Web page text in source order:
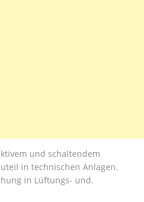
und schaltendem
in technischen Anlagen.
in Lüftungs- und.